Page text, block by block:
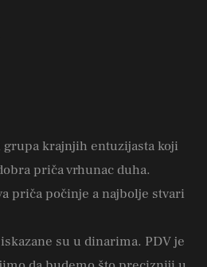
grupa krajnjih entuzijasta koji
priča vrhunac duha.
priča počinje a najbolje stvari
su u dinarima. PDV je